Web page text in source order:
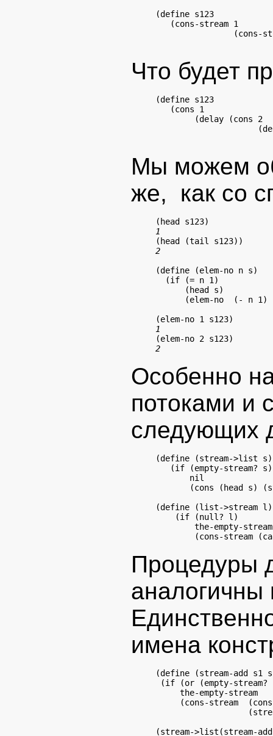
   (cons-stream
1
(cons-
Что будет
   (cons
1
        (delay (cons 2
Мы можем
же, как со
1
(define (elem-no n s)
  (if (= n 1)
      (head s)
(elem-no  (- n 1)
1
2
Особенно
потоками и
следующих
(define (stream->list s)
   (if (
empty-stream? s)
       nil
(cons (head s)
(define (list->stream l)
    (if (null? l)
the-empty-stream
Процедуры
аналогичны
имена
(define (stream-add s1
(if (or (empty-stream?
the-empty-stream
(cons-stream